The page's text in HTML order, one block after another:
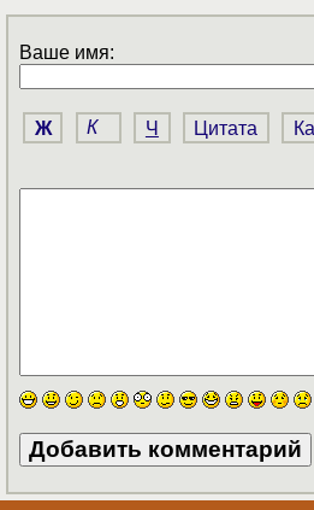
Ваше имя:
Ж К Ч Цитата